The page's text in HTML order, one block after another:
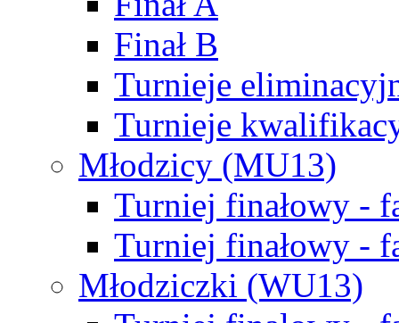
Finał B
Turnieje
Turnieje
Młodzicy (MU13)
Turniej finałowy -
Turniej finałowy -
Młodziczki (WU13)